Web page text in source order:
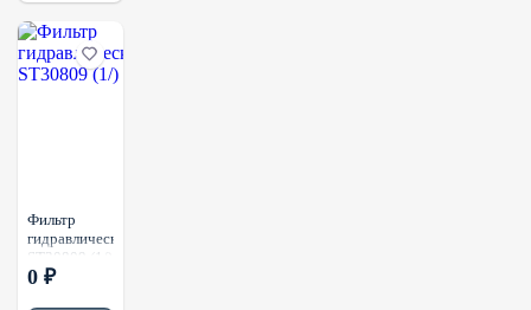
R660G25
CF02542509
Фильтр
гидравлический
ST30809 (1/)
0 ₽